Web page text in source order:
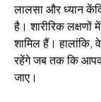
लालसा और ध्यान
है। शारीरिक लक्षणों
शामिल हैं।
रहेंगे जब तक कि
जाए।